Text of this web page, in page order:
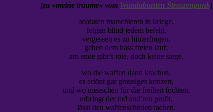
träume
(zu »meine träume« vom Wundabunten Straszenpunk)
soldaten marschieren in kriege,
folgen blind jedem befehl,
vergessen es zu hinterfragen,
geben dem hass freien lauf;
am ende gibt’s tote, doch keine siege.
wo die waffen dann krachen,
es ertönt gar grausiges konzert,
und wo menschen für die freiheit fochten,
erbringt der tod and’ren profit,
lässt den waffenschmied lachen.